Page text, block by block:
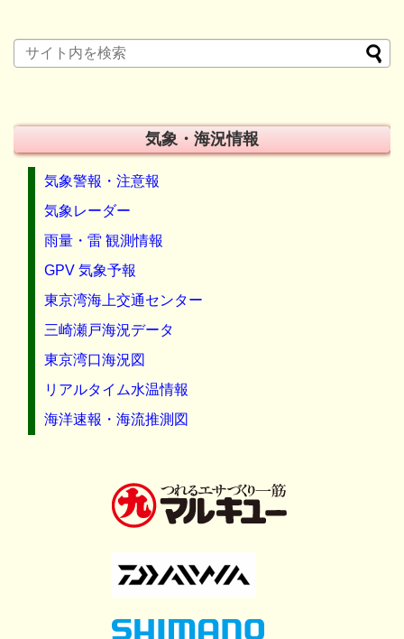
気象・海況情報
気象警報・注意報
気象レーダー
雨量・雷 観測情報
GPV 気象予報
東京湾海上交通センター
三崎瀬戸海況データ
東京湾口海況図
リアルタイム水温情報
海洋速報・海流推測図